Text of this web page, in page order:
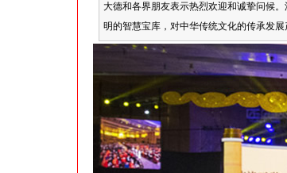
大德和各界朋友表示热烈欢迎和诚挚问候
明的智慧宝库，对中华传统文化的传承发